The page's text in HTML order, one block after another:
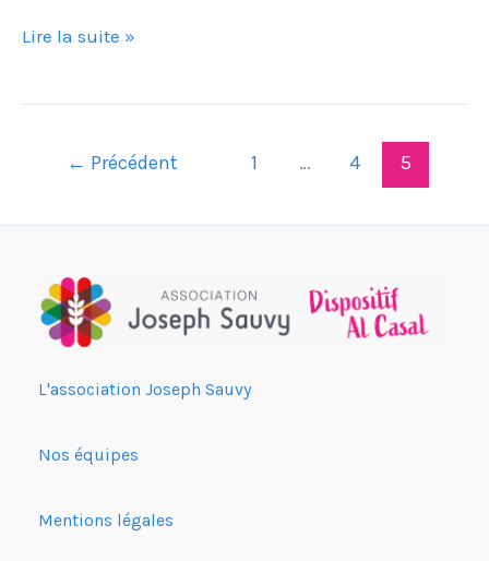
Lire la suite »
← Précédent 1 … 4 5
L'association Joseph Sauvy
Nos équipes
Mentions légales